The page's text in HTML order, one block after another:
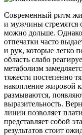
Современный ритм
и мужчины стремятся
можно дольше.
отпечатки часто
и рук, которые легко
область слабо
метаболизм
тяжести постепенно
накопление жировой
размываются,
выразительность.
линии позволяет
представляет собой
результатов стоит